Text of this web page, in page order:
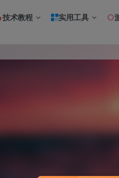
技术教程 实用工具